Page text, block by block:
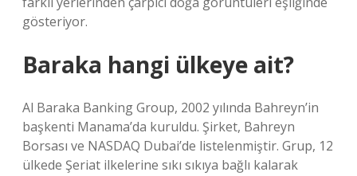
gösteriyor.
Baraka hangi ülkeye ait?
Al Baraka Banking Group, 2002 yılında Bahreyn’in
başkenti Manama’da kuruldu. Şirket, Bahreyn
Borsası ve NASDAQ Dubai’de listelenmiştir. Grup, 12
ülkede Şeriat ilkelerine sıkı sıkıya bağlı kalarak